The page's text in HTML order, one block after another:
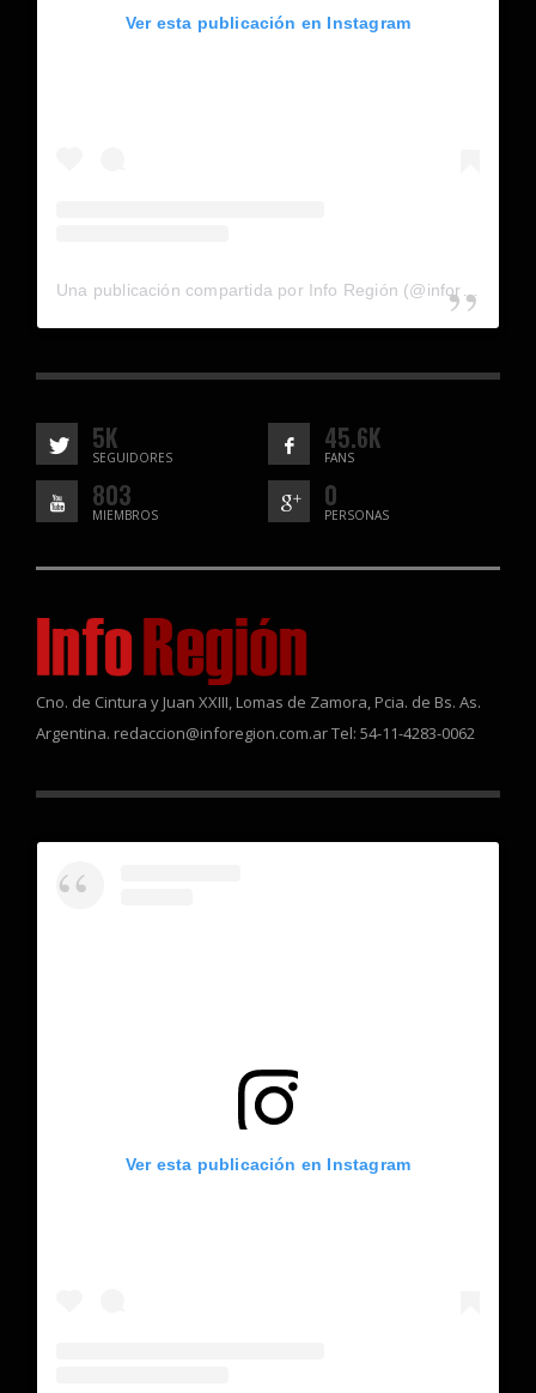
Ver esta publicación en Instagram
5K
SEGUIDORES
45.6K
FANS
803
MIEMBROS
0
PERSONAS
Cno. de Cintura y Juan XXIII, Lomas de Zamora, Pcia. de Bs. As.
Argentina. redaccion@inforegion.com.ar Tel: 54-11-4283-0062
Ver esta publicación en Instagram